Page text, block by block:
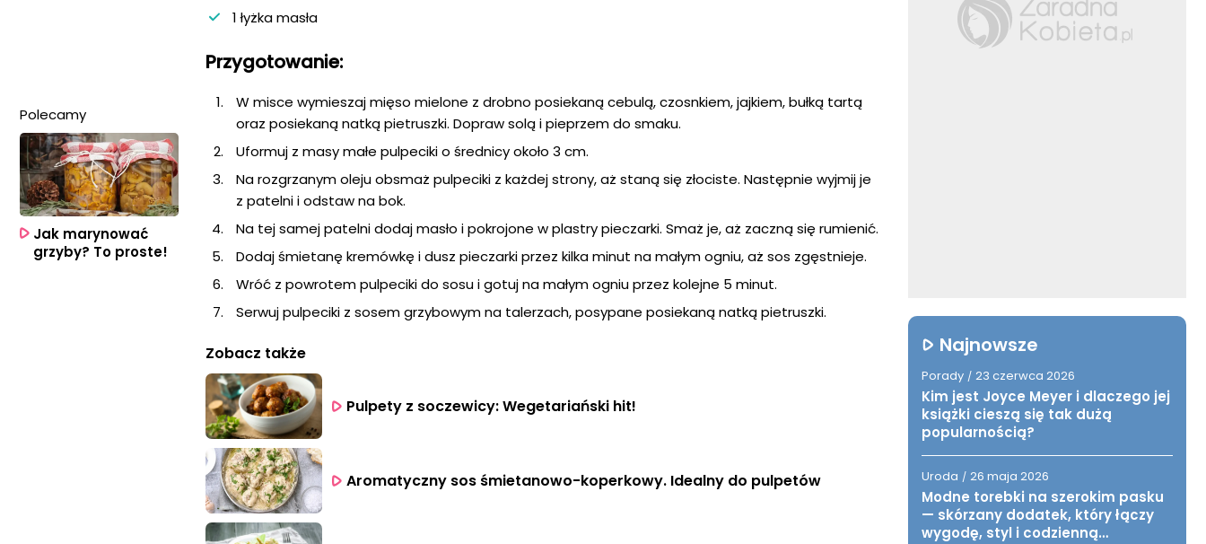
1 łyżka masła
Przygotowanie:
W misce wymieszaj mięso mielone z drobno posiekaną cebulą, czosnkiem, jajkiem, bułką tartą
oraz posiekaną natką pietruszki. Dopraw solą i pieprzem do smaku.
Uformuj z masy małe pulpeciki o średnicy około 3 cm.
Na rozgrzanym oleju obsmaż pulpeciki z każdej strony, aż staną się złociste. Następnie wyjmij je
z patelni i odstaw na bok.
Na tej samej patelni dodaj masło i pokrojone w plastry pieczarki. Smaż je, aż zaczną się rumienić.
Dodaj śmietanę kremówkę i dusz pieczarki przez kilka minut na małym ogniu, aż sos zgęstnieje.
Wróć z powrotem pulpeciki do sosu i gotuj na małym ogniu przez kolejne 5 minut.
Serwuj pulpeciki z sosem grzybowym na talerzach, posypane posiekaną natką pietruszki.
Zobacz także
Pulpety z soczewicy: Wegetariański hit!
Aromatyczny sos śmietanowo-koperkowy. Idealny do pulpetów
Polecamy
Jak marynować
grzyby? To proste!
Najnowsze
Porady / 23 czerwca 2026
Kim jest Joyce Meyer i dlaczego jej
książki cieszą się tak dużą
popularnością?
Uroda / 26 maja 2026
Modne torebki na szerokim pasku
— skórzany dodatek, który łączy
wygodę, styl i codzienną